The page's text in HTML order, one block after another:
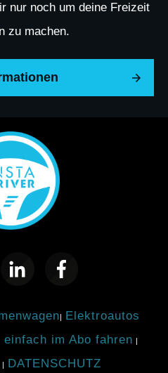
nur noch um deine Freizeit
zu machen.
| Elektroautos
im Abo fahren |
| DATENSCHUTZ